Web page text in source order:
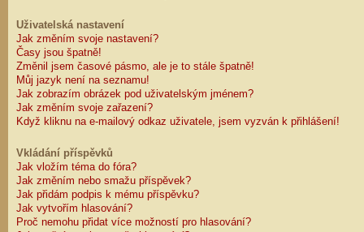
Uživatelská nastavení
Jak změním svoje nastavení?
Časy jsou špatně!
Změnil jsem časové pásmo, ale je to stále špatně!
Můj jazyk není na seznamu!
Jak zobrazím obrázek pod uživatelským jménem?
Jak změním svoje zařazení?
Když kliknu na e-mailový odkaz uživatele, jsem vyzván k přihlášení!
Vkládání příspěvků
Jak vložím téma do fóra?
Jak změním nebo smažu příspěvek?
Jak přidám podpis k mému příspěvku?
Jak vytvořím hlasování?
Proč nemohu přidat více možností pro hlasování?